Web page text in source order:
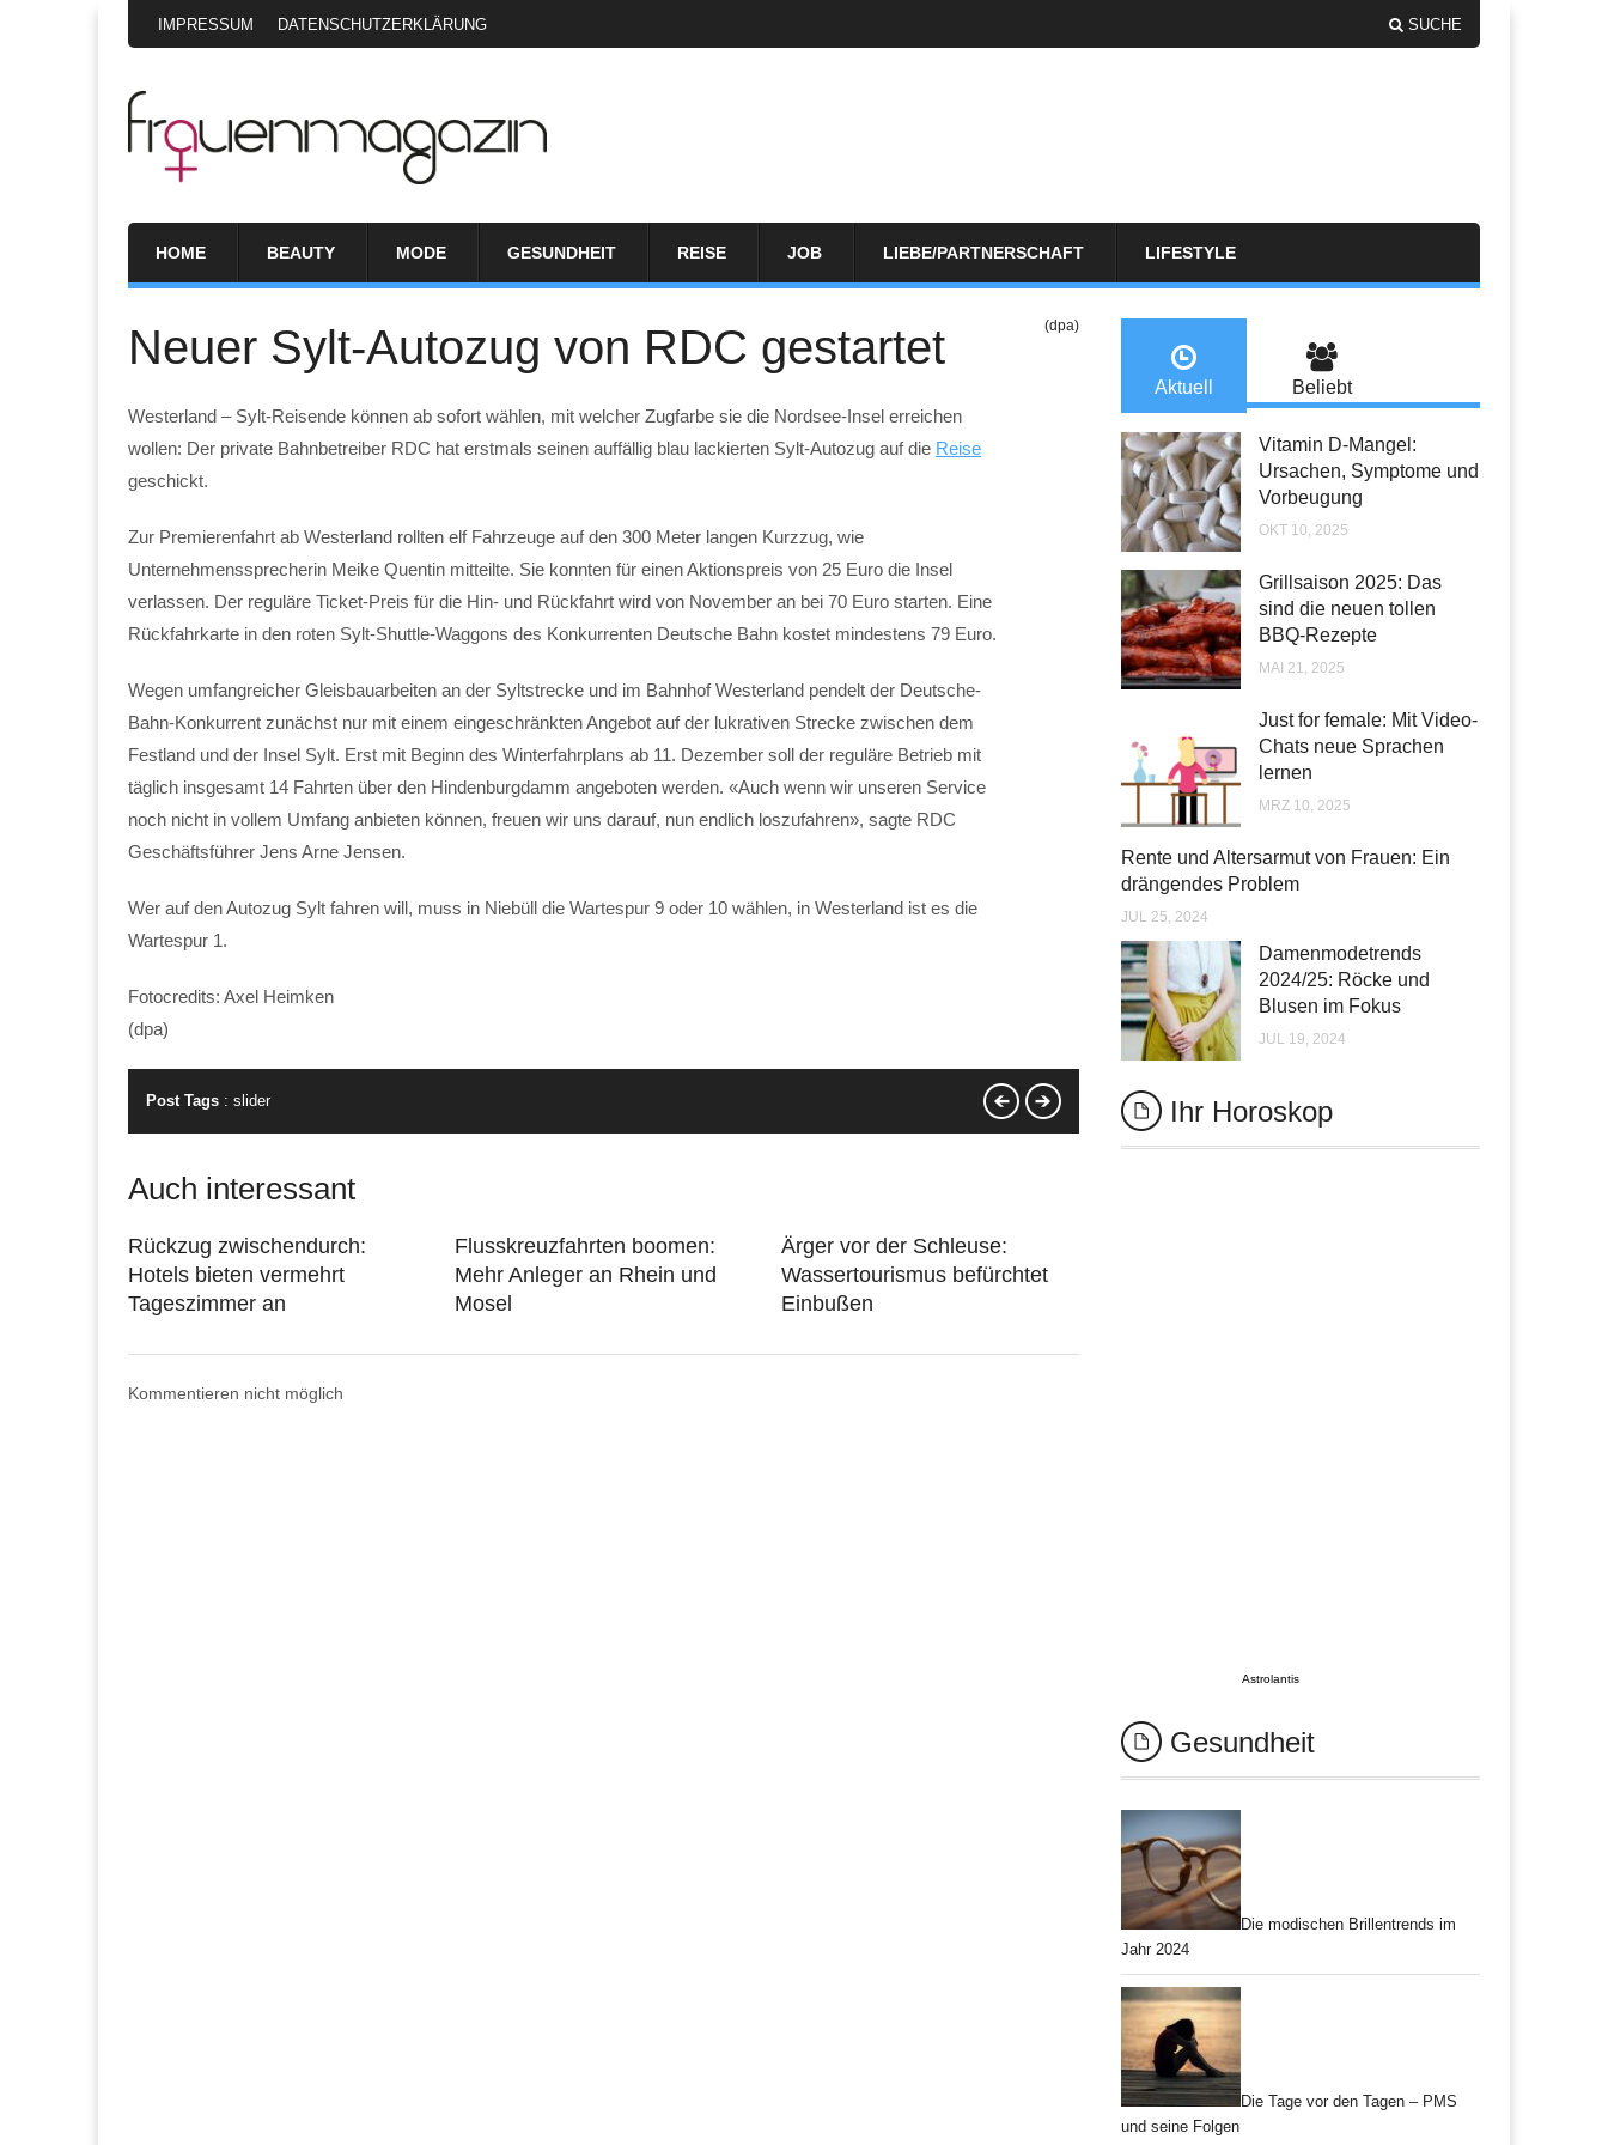
IMPRESSUM DATENSCHUTZERKLÄRUNG SUCHE
HOME BEAUTY MODE GESUNDHEIT REISE JOB LIEBE/PARTNERSCHAFT LIFESTYLE
Neuer Sylt-Autozug von RDC gestartet (dpa)
Westerland – Sylt-Reisende können ab sofort wählen, mit welcher Zugfarbe sie die Nordsee-Insel erreichen
wollen: Der private Bahnbetreiber RDC hat erstmals seinen auffällig blau lackierten Sylt-Autozug auf die Reise
geschickt.
Zur Premierenfahrt ab Westerland rollten elf Fahrzeuge auf den 300 Meter langen Kurzzug, wie
Unternehmenssprecherin Meike Quentin mitteilte. Sie konnten für einen Aktionspreis von 25 Euro die Insel
verlassen. Der reguläre Ticket-Preis für die Hin- und Rückfahrt wird von November an bei 70 Euro starten. Eine
Rückfahrkarte in den roten Sylt-Shuttle-Waggons des Konkurrenten Deutsche Bahn kostet mindestens 79 Euro.
Wegen umfangreicher Gleisbauarbeiten an der Syltstrecke und im Bahnhof Westerland pendelt der Deutsche-
Bahn-Konkurrent zunächst nur mit einem eingeschränkten Angebot auf der lukrativen Strecke zwischen dem
Festland und der Insel Sylt. Erst mit Beginn des Winterfahrplans ab 11. Dezember soll der reguläre Betrieb mit
täglich insgesamt 14 Fahrten über den Hindenburgdamm angeboten werden. «Auch wenn wir unseren Service
noch nicht in vollem Umfang anbieten können, freuen wir uns darauf, nun endlich loszufahren», sagte RDC
Geschäftsführer Jens Arne Jensen.
Wer auf den Autozug Sylt fahren will, muss in Niebüll die Wartespur 9 oder 10 wählen, in Westerland ist es die
Wartespur 1.
Fotocredits: Axel Heimken
(dpa)
Post Tags : slider
Auch interessant
Rückzug zwischendurch:
Hotels bieten vermehrt
Tageszimmer an
Flusskreuzfahrten boomen:
Mehr Anleger an Rhein und
Mosel
Ärger vor der Schleuse:
Wassertourismus befürchtet
Einbußen
Kommentieren nicht möglich
Aktuell Beliebt
Vitamin D-Mangel:
Ursachen, Symptome und
Vorbeugung
OKT 10, 2025
Grillsaison 2025: Das
sind die neuen tollen
BBQ-Rezepte
MAI 21, 2025
Just for female: Mit Video-
Chats neue Sprachen
lernen
MRZ 10, 2025
Rente und Altersarmut von Frauen: Ein
drängendes Problem
JUL 25, 2024
Damenmodetrends
2024/25: Röcke und
Blusen im Fokus
JUL 19, 2024
Ihr Horoskop
Astrolantis
Gesundheit
Die modischen Brillentrends im
Jahr 2024
Die Tage vor den Tagen – PMS
und seine Folgen